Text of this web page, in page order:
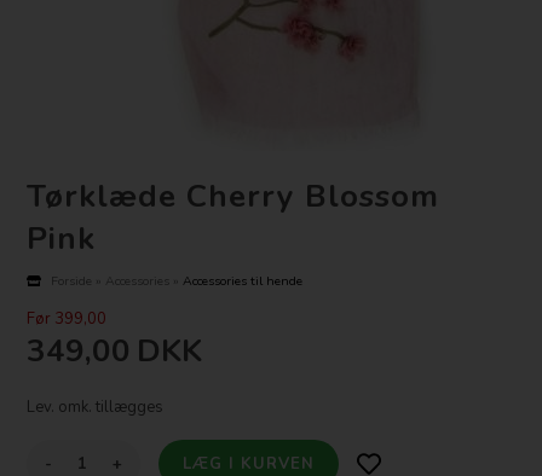
Tørklæde Cherry Blossom
Pink
Forside » Accessories »Accessories til hende
Før 399,00
349,00 DKK
Lev. omk. tillægges
- +